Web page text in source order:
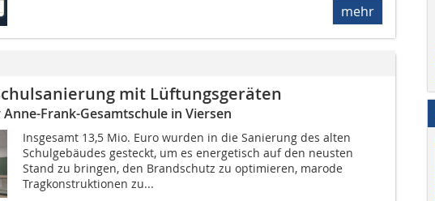
mehr
mit Lüftungsgeräten
Frank-Gesamtschule in Viersen
Insgesamt 13,5 Mio. Euro wurden in die Sanierung des alten
Schulgebäudes gesteckt, um es energetisch auf den neusten
Stand zu bringen, den Brandschutz zu optimieren, marode
Tragkonstruktionen zu...